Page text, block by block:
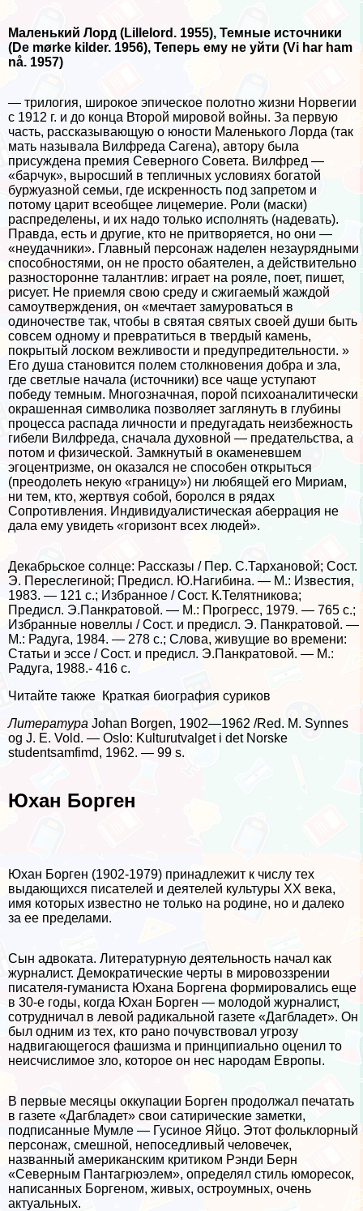
Маленький Лорд (Lillelord. 1955), Темные источники
(De mørke kilder. 1956), Теперь ему не уйти (Vi har ham
nå. 1957)
— трилогия, широкое эпическое полотно жизни Норвегии
с 1912 г. и до конца Второй мировой войны. За первую
часть, рассказывающую о юности Маленького Лорда (так
мать называла Вилфреда Сагена), автору была
присуждена премия Северного Совета. Вилфред —
«барчук», выросший в тепличных условиях богатой
буржуазной семьи, где искренность под запретом и
потому царит всеобщее лицемерие. Роли (маски)
распределены, и их надо только исполнять (надевать).
Правда, есть и другие, кто не притворяется, но они —
«неудачники». Главный персонаж наделен незаурядными
способностями, он не просто обаятелен, а действительно
разносторонне талантлив: играет на рояле, поет, пишет,
рисует. Не приемля свою среду и сжигаемый жаждой
самоутверждения, он «мечтает замуроваться в
одиночестве так, чтобы в святая святых своей души быть
совсем одному и превратиться в твердый камень,
покрытый лоском вежливости и предупредительности. »
Его душа становится полем столкновения добра и зла,
где светлые начала (источники) все чаще уступают
победу темным. Многозначная, порой психоаналитически
окрашенная символика позволяет заглянуть в глубины
процесса распада личности и предугадать неизбежность
гибели Вилфреда, сначала духовной — предательства, а
потом и физической. Замкнутый в окаменевшем
эгоцентризме, он оказался не способен открыться
(преодолеть некую «границу») ни любящей его Мириам,
ни тем, кто, жертвуя собой, боролся в рядах
Сопротивления. Индивидуалистическая аберрация не
дала ему увидеть «горизонт всех людей».
Декабрьское солнце: Рассказы / Пер. С.Тархановой; Сост.
Э. Переслегиной; Предисл. Ю.Нагибина. — М.: Известия,
1983. — 121 с.; Избранное / Сост. К.Телятникова;
Предисл. Э.Панкратовой. — М.: Прогресс, 1979. — 765 с.;
Избранные новеллы / Сост. и предисл. Э. Панкратовой. —
М.: Радуга, 1984. — 278 с.; Слова, живущие во времени:
Статьи и эссе / Сост. и предисл. Э.Панкратовой. — М.:
Радуга, 1988.- 416 с.
Читайте также Краткая биография суриков
Литература Johan Borgen, 1902—1962 /Red. М. Synnes
og J. E. Vold. — Oslo: Kulturutvalget i det Norske
studentsamfimd, 1962. — 99 s.
Юхан Борген
Юхан Борген (1902-1979) принадлежит к числу тех
выдающихся писателей и деятелей культуры XX века,
имя которых известно не только на родине, но и далеко
за ее пределами.
Сын адвоката. Литературную деятельность начал как
журналист. Демократические черты в мировоззрении
писателя-гуманиста Юхана Боргена формировались еще
в 30-е годы, когда Юхан Борген — молодой журналист,
сотрудничал в левой радикальной газете «Дагбладет». Он
был одним из тех, кто рано почувствовал угрозу
надвигающегося фашизма и принципиально оценил то
неисчислимое зло, которое он нес народам Европы.
В первые месяцы оккупации Борген продолжал печатать
в газете «Дагбладет» свои сатирические заметки,
подписанные Мумле — Гусиное Яйцо. Этот фольклорный
персонаж, смешной, непоседливый человечек,
названный американским критиком Рэнди Берн
«Северным Пантагрюэлем», определял стиль юморесок,
написанных Боргеном, живых, остроумных, очень
актуальных.